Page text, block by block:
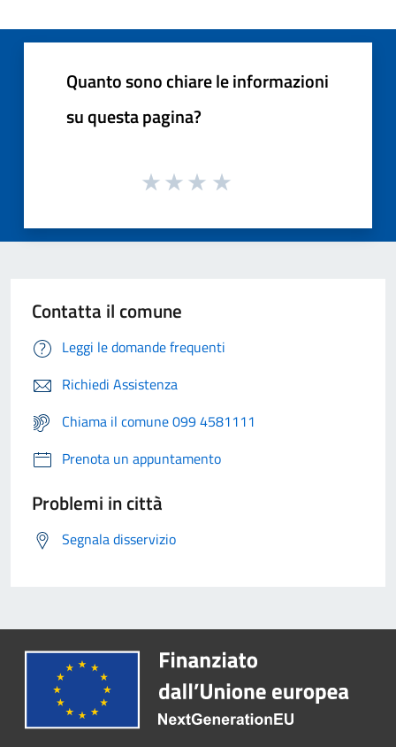
Quanto sono chiare le informazioni
su questa pagina?
Contatta il comune
Leggi le domande frequenti
Richiedi Assistenza
Chiama il comune 099 4581111
Prenota un appuntamento
Problemi in città
Segnala disservizio